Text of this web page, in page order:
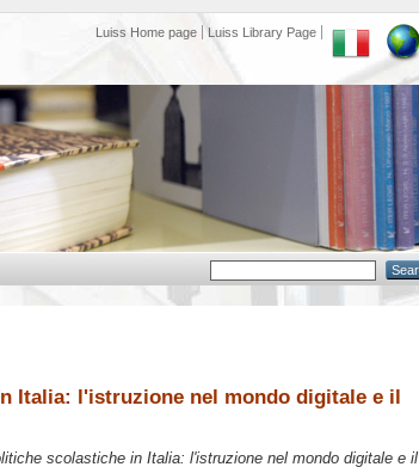
Luiss Home page Luiss Library Page
Italia: l'istruzione nel mondo digitale e il
scolastiche in Italia: l'istruzione nel mondo digitale e il